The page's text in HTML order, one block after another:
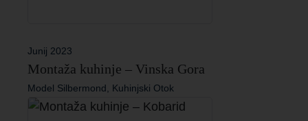
Junij 2023
Montaža kuhinje – Vinska Gora
Model Silbermond, Kuhinjski Otok